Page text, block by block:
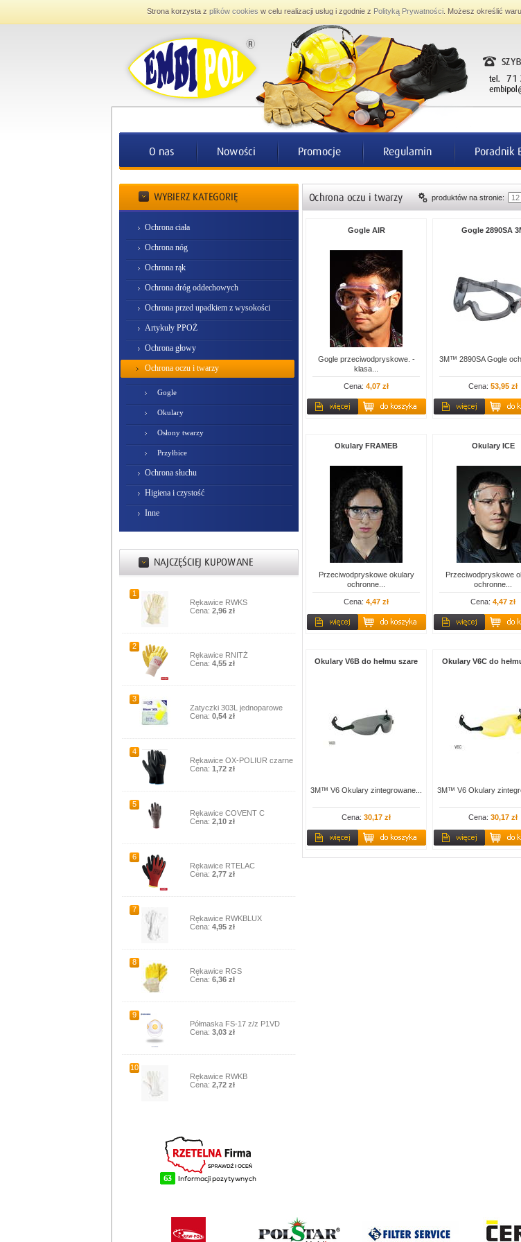
Strona korzysta z plików cookies w celu realizacji usług i zgodnie z Polityką Prywatności. Możesz określić
Ochrona ciała
Ochrona nóg
Ochrona rąk
Ochrona dróg oddechowych
Ochrona przed upadkiem z wysokości
Artykuły PPOŻ
Ochrona głowy
Ochrona oczu i twarzy
Gogle
Okulary
Osłony twarzy
Przyłbice
Ochrona słuchu
Higiena i czystość
Inne
1
Rękawice RWKS
Cena: 2,96 zł
2
Rękawice RNITŻ
Cena: 4,55 zł
3
Zatyczki 303L jednoparowe
Cena: 0,54 zł
4
Rękawice OX-POLIUR czarne
Cena: 1,72 zł
5
Rękawice COVENT C
Cena: 2,10 zł
6
Rękawice RTELAC
Cena: 2,77 zł
7
Rękawice RWKBLUX
Cena: 4,95 zł
8
Rękawice RGS
Cena: 6,36 zł
9
Półmaska FS-17 z/z P1VD
Cena: 3,03 zł
10
Rękawice RWKB
Cena: 2,72 zł
produktów na stronie:
Gogle AIR
Gogle przeciwodpryskowe. -
klasa...
Cena: 4,07 zł
Gogle 2890SA
3M™ 2890SA Gogle
Cena: 53,95 zł
Okulary FRAMEB
Przeciwodpryskowe okulary
ochronne...
Cena: 4,47 zł
Okulary ICE
Przeciwodpryskowe
ochronne...
Cena: 4,47 zł
Okulary V6B do hełmu szare
3M™ V6 Okulary zintegrowane...
Cena: 30,17 zł
Okulary V6C do
3M™ V6 Okulary
Cena: 30,17 zł